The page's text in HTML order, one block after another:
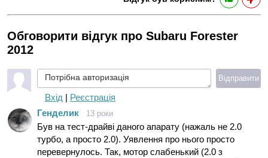
Обговорити відгук про Subaru Forester
2012
Потрібна авторизація
Вхід | Реєстрація
Відправити
Генделик 13 роки
Був на тест-драйві даного апарату (нажаль не 2.0
турбо, а просто 2.0). Уявлення про нього просто
перевернулось. Так, мотор слабенький (2.0 з